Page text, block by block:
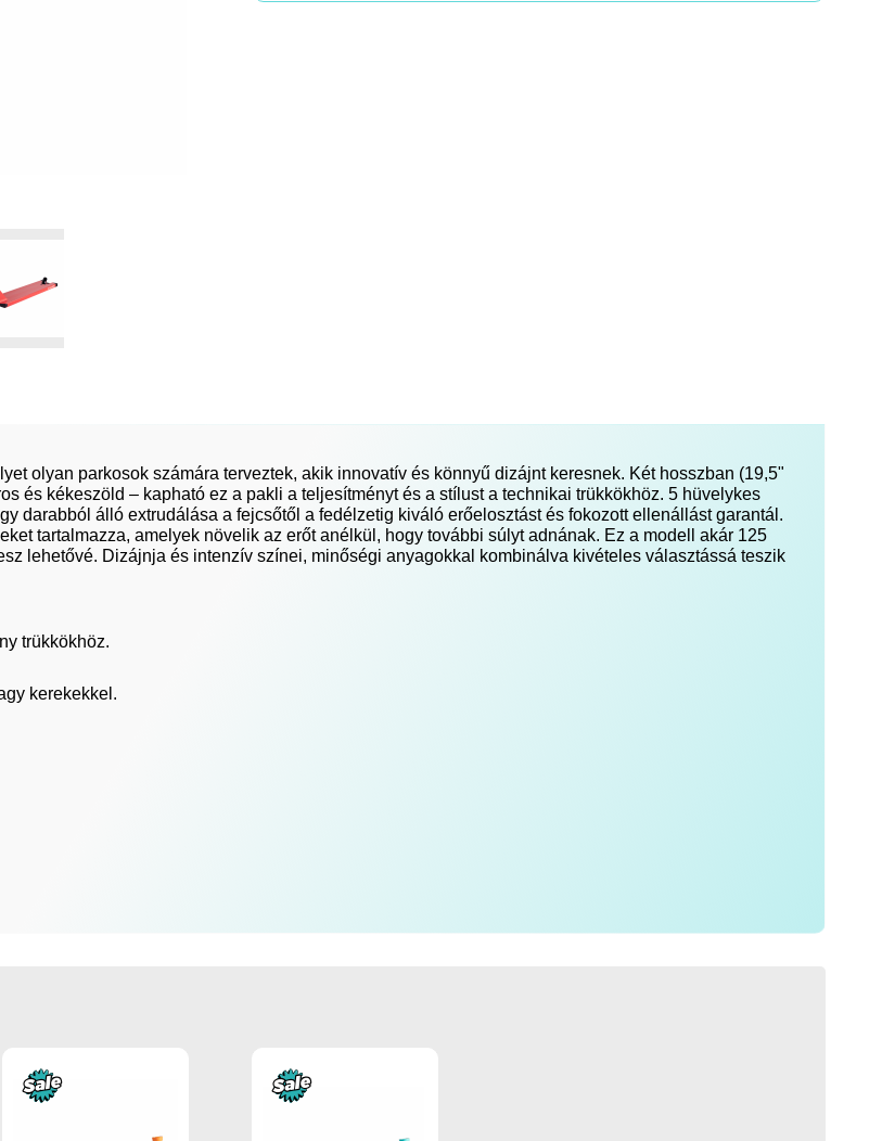
olyan parkosok számára terveztek, akik innovatív és könnyű dizájnt keresnek. Két hosszban (19,5"
és kékeszöld – kapható ez a pakli a teljesítményt és a stílust a technikai trükkökhöz. 5 hüvelykes
darabból álló extrudálása a fejcsőtől a fedélzetig kiváló erőelosztást és fokozott ellenállást garantál.
tartalmazza, amelyek növelik az erőt anélkül, hogy további súlyt adnának. Ez a modell akár 125
lehetővé. Dizájnja és intenzív színei, minőségi anyagokkal kombinálva kivételes választássá teszik
trükkökhöz.
kerekekkel.